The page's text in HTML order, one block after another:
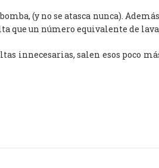
(y no se atasca nunca).
que un número equivalente de
innecesarias, salen esos poco